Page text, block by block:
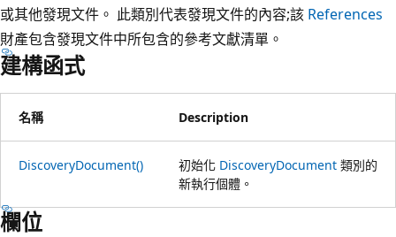
或其他發現文件。 此類別代表發現文件的內容;該 References
財產包含發現文件中所包含的參考文獻清單。
建構函式
名稱 Description
DiscoveryDocument() 初始化 DiscoveryDocument 類別的
新執行個體。
欄位